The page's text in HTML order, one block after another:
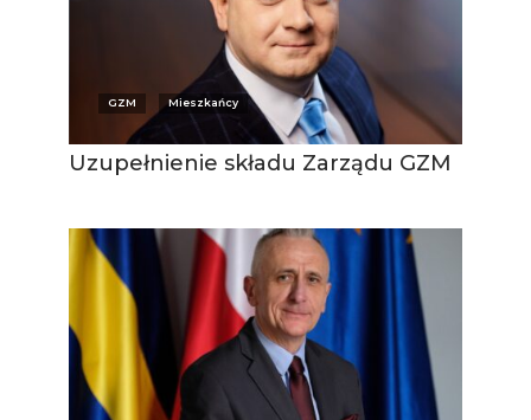
GZM Mieszkańcy
Uzupełnienie składu Zarządu GZM